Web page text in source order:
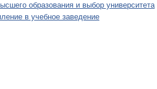
образования и выбор университета
в учебное заведение